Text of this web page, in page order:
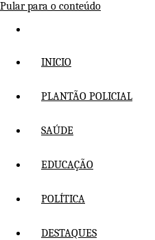
Pular para o conteúdo
INICIO
PLANTÃO POLICIAL
SAÚDE
EDUCAÇÃO
POLÍTICA
DESTAQUES